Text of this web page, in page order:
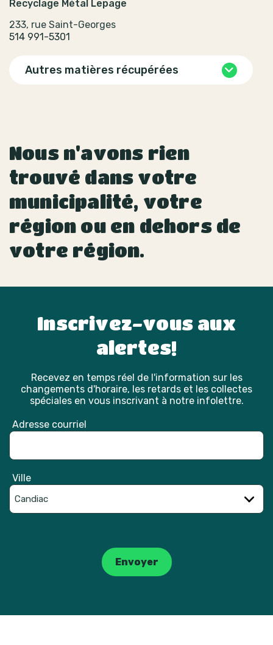
Recyclage Métal Lepage
233, rue Saint-Georges
514 991-5301
Autres matières récupérées
Nous n'avons rien
trouvé dans votre
municipalité, votre
région ou en dehors de
votre région.
Inscrivez-vous aux
alertes!
Recevez en temps réel de l'information sur les
changements d'horaire, les retards et les collectes
spéciales en vous inscrivant à notre infolettre.
Adresse courriel
Ville
Envoyer